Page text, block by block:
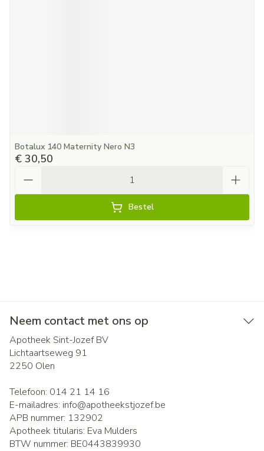
Botalux 140 Maternity Nero N3
€ 30,50
Bestel
Neem contact met ons op
Apotheek Sint-Jozef BV
Lichtaartseweg 91
2250 Olen
Telefoon: 014 21 14 16
E-mailadres: info@apotheekstjozef.be
APB nummer: 132902
Apotheek titularis: Eva Mulders
BTW nummer: BE0443839930